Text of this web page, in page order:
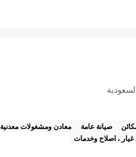
صيانة عامة معادن ومشغولات معدنية
، اصلاح وخدمات